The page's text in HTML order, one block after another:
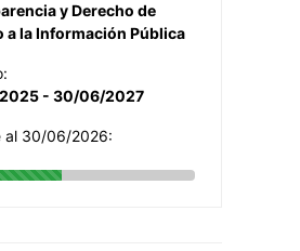
y Derecho de
a la Información Pública
- 30/06/2027
al 30/06/2026: